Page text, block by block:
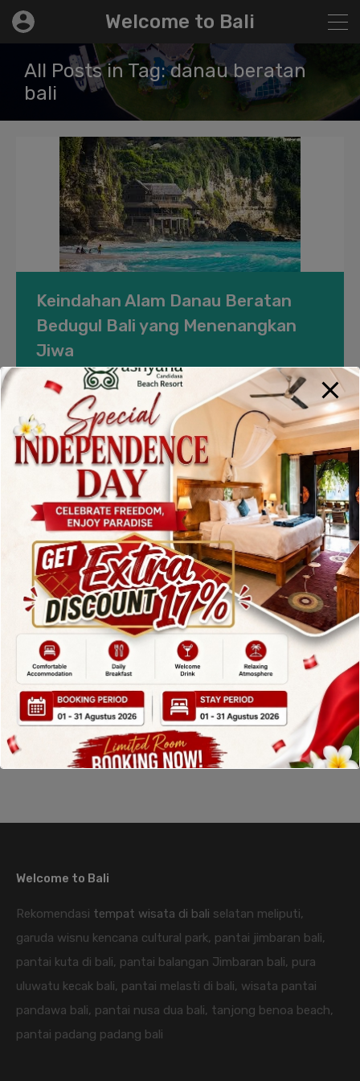
Welcome to Bali
All Posts in Tag: danau beratan
bali
Keindahan Alam Danau Beratan
Bedugul Bali yang Menenangkan
Jiwa
ByadminPosted inBlogOn July 25, 2025
Keindahan Alam Danau Beratan Bedugul Bali yang
Menenangkan Jiwa Bali memang dikenal sebagai
pulau seribu pura, pantai eksotis, dan budaya yang
kaya. Namun, keindahan Bali tak hanya berada di
wilayah selatan seperti Kuta atau Uluwatu. Di
dataran tinggi Bali bagian tengah, terdapat
permata alam yang menawarkan ketenangan jiwa
dan panorama luar biasa: Danau Beratan Bedugul…
Read More
Welcome to Bali
Rekomendasi tempat wisata di bali selatan meliputi,
garuda wisnu kencana cultural park, pantai jimbaran bali,
pantai kuta di bali, pantai balangan Jimbaran bali, pura
uluwatu kecak bali, pantai melasti di bali, wisata pantai
pandawa bali, pantai nusa dua bali, tanjong benoa beach,
pantai padang padang bali